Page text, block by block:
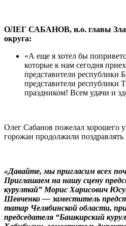
ОЛЕГ САБАНОВ, и.о. главы
округа:
«А еще я хотел бы
которые к нам сегодня
представители республики
представители республики
праздником! Всем удачи и
Олег Сабанов пожелал хорошего
горожан продолжили поздравлять
«Давайте, мы пригласим всех
Приглашаем на нашу сцену
курултай” Морис Харисович
Шевченко — заместитель
татар Челябинской области,
председателя “Башкирский